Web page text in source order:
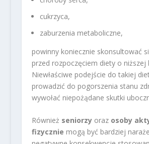
cukrzyca,
zaburzenia metaboliczne,
powinny koniecznie skonsultować
przed rozpoczęciem diety o niższej
Niewłaściwe podejście do takiej
prowadzić do pogorszenia stanu
wywołać niepożądane skutki
Również seniorzyoraz osoby
fizycznie mogą być bardziej